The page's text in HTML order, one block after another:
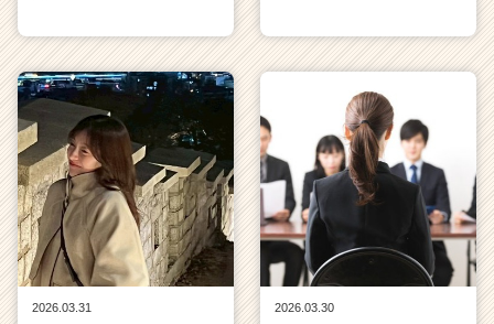
2026.03.31
2026.03.30